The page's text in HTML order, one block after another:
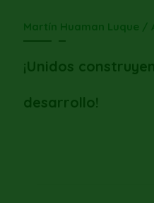
Martín Huaman Luque /
¡Unidos
desarrollo!